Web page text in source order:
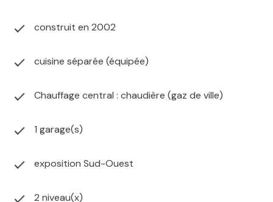
construit en 2002
cuisine séparée (équipée)
Chauffage central : chaudière (gaz de ville)
1 garage(s)
exposition Sud-Ouest
2 niveau(x)